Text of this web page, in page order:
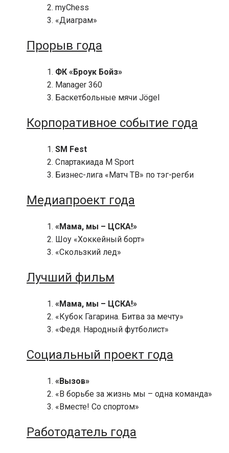
myChess
«Диаграм»
Прорыв года
ФК «Броук Бойз»
Manager 360
Баскетбольные мячи Jögel
Корпоративное событие года
SM Fest
Спартакиада M Sport
Бизнес-лига «Матч ТВ» по тэг-регби
Медиапроект года
«Мама, мы – ЦСКА!»
Шоу «Хоккейный борт»
«Скользкий лед»
Лучший фильм
«Мама, мы – ЦСКА!»
«Кубок Гагарина. Битва за мечту»
«Федя. Народный футболист»
Социальный проект года
«Вызов»
«В борьбе за жизнь мы – одна команда»
«Вместе! Со спортом»
Работодатель года